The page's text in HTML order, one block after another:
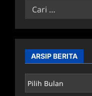
Cari
ARSIP BERITA
ARSIP
BERITA